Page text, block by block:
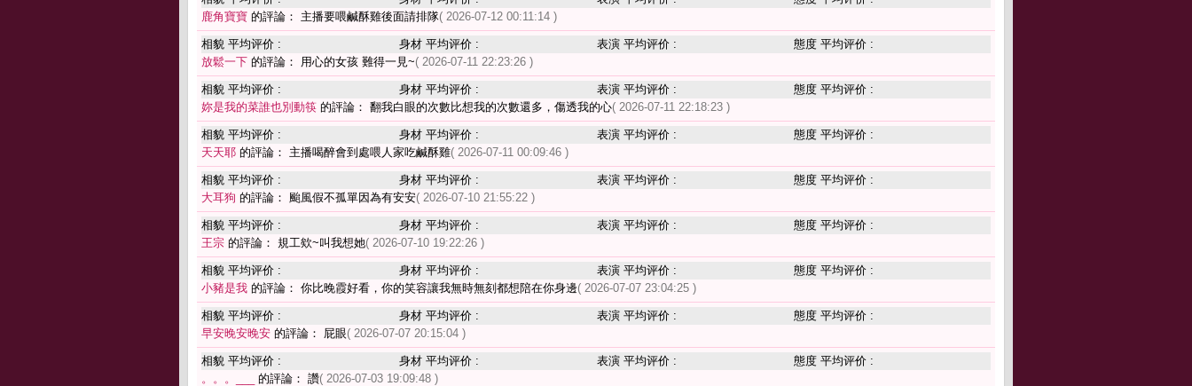
鹿角寶寶 的評論： 主播要喂鹹酥雞後面請排隊( 2026-07-12 00:11:14 )
相貌 平均评价 : 身材 平均评价 : 表演 平均评价 :
態度 平均评价 :
放鬆一下 的評論： 用心的女孩 難得一見~( 2026-07-11 22:23:26 )
相貌 平均评价 : 身材 平均评价 : 表演 平均评价 :
態度 平均评价 :
妳是我的菜誰也別動筷 的評論： 翻我白眼的次數比想我的次數還多，傷透我的心( 2026-07-11 22:18:23 )
相貌 平均评价 : 身材 平均评价 : 表演 平均评价 :
態度 平均评价 :
天天耶 的評論： 主播喝醉會到處喂人家吃鹹酥雞( 2026-07-11 00:09:46 )
相貌 平均评价 : 身材 平均评价 : 表演 平均评价 :
態度 平均评价 :
大耳狗 的評論： 颱風假不孤單因為有安安( 2026-07-10 21:55:22 )
相貌 平均评价 : 身材 平均评价 : 表演 平均评价 :
態度 平均评价 :
王宗 的評論： 規工欸~叫我想她( 2026-07-10 19:22:26 )
相貌 平均评价 : 身材 平均评价 : 表演 平均评价 :
態度 平均评价 :
小豬是我 的評論： 你比晚霞好看，你的笑容讓我無時無刻都想陪在你身邊( 2026-07-07 23:04:25 )
相貌 平均评价 : 身材 平均评价 : 表演 平均评价 :
態度 平均评价 :
早安晚安晚安 的評論： 屁眼( 2026-07-07 20:15:04 )
相貌 平均评价 : 身材 平均评价 : 表演 平均评价 :
態度 平均评价 :
。。。___
的評論： 讚( 2026-07-03 19:09:48 )